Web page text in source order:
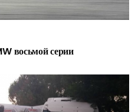
восьмой серии